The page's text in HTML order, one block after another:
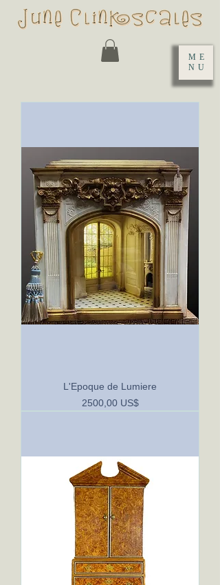
ME
NU
L'Epoque de Lumiere
Precio
2500,00 US$